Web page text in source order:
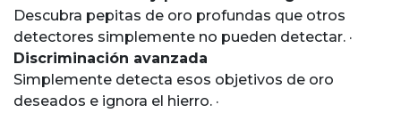
Descubra pepitas de oro profundas que otros
detectores simplemente no pueden detectar. ·
Discriminación avanzada
Simplemente detecta esos objetivos de oro
deseados e ignora el hierro. ·